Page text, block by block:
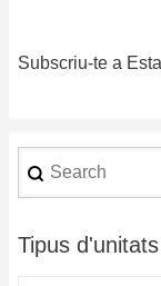
Subscriu-te a
Search
Tipus